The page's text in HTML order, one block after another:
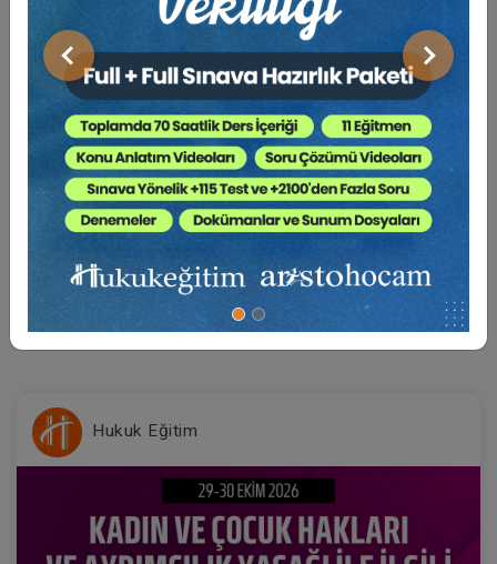
Önceki Sonraki
Sertifika Tekrar İzle Ekli Dosya
22-23-24 Ekim 2026
VII. BORÇLAR HUKUKU KONGRESİ (Erken Kayıt
İndirimli)
1000 TL
Sepete Ekle
Hukuk Eğitim